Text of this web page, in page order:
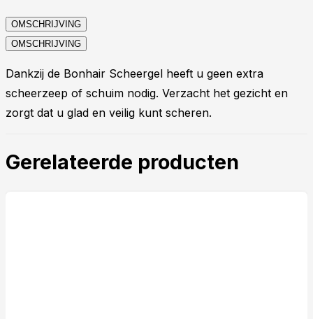
OMSCHRIJVING
OMSCHRIJVING
Dankzij de Bonhair Scheergel heeft u geen extra
scheerzeep of schuim nodig. Verzacht het gezicht en
zorgt dat u glad en veilig kunt scheren.
Gerelateerde producten